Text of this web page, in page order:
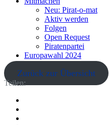
Neu: Pirat-o-mat
Aktiv werden
Folgen
Open Request
Piratenpartei
Europawahl 2024
Zurück zur Übersicht
Teilen: